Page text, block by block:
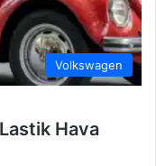
Volkswagen
Hava